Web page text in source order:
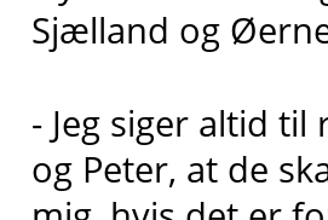
Sjælland og
- Jeg siger altid til
og Peter, at de